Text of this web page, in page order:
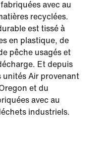
avec au
recyclées.
est tissé à
en plastique, de
pêche usagés et
Et depuis
unités Air provenant
et du
avec au
industriels.